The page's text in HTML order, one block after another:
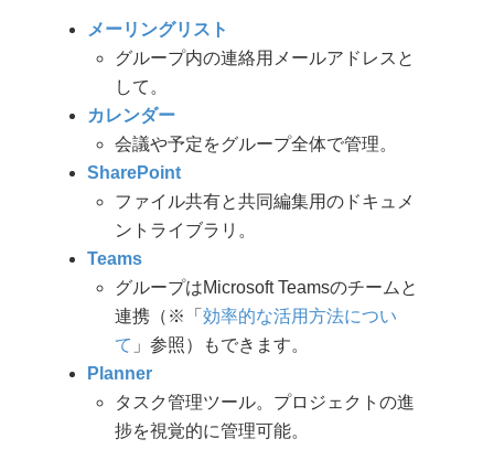
メーリングリスト
グループ内の連絡用メールアドレスと
して。
カレンダー
会議や予定をグループ全体で管理。
SharePoint
ファイル共有と共同編集用のドキュメ
ントライブラリ。
Teams
グループはMicrosoft Teamsのチームと
連携（※「効率的な活用方法につい
て 」参照）もできます。
Planner
タスク管理ツール。プロジェクトの進
捗を視覚的に管理可能。